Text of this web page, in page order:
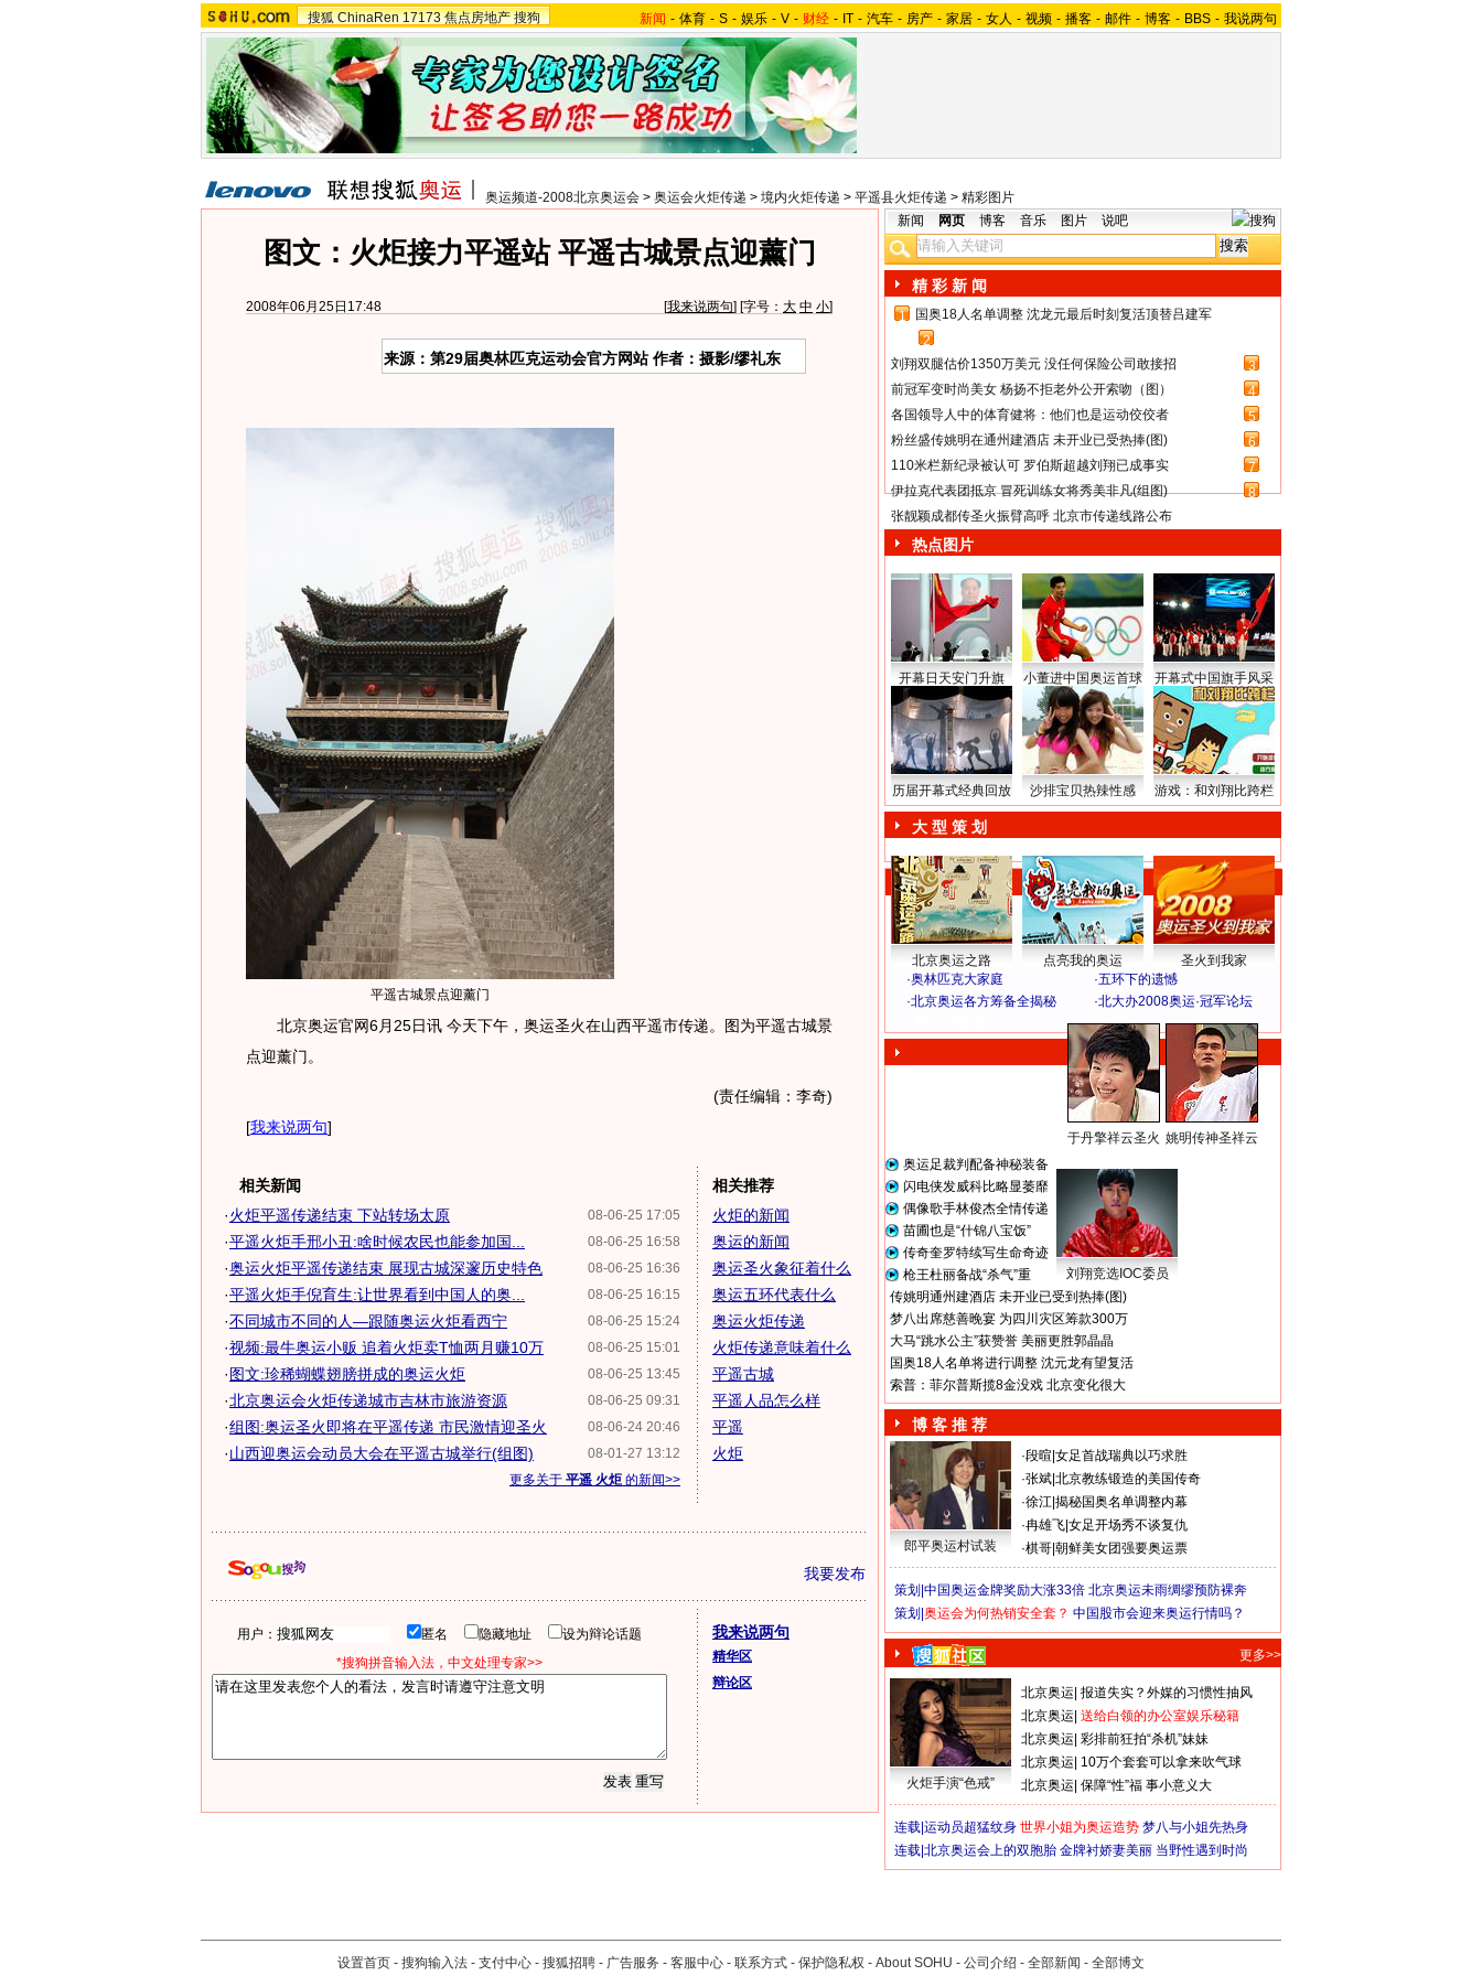
搜狐 ChinaRen 17173 焦点房地产 搜狗 新闻 - 体育 - S - 娱乐 - V - 财经 - IT - 汽车 - 房产 - 家居 - 女人 - 视频 - 播客 - 邮件 - 博客 - BBS - 我说两句
奥运频道-2008北京奥运会 > 奥运会火炬传递 > 境内火炬传递 > 平遥县火炬传递 > 精彩图片
图文：火炬接力平遥站 平遥古城景点迎薰门
2008年06月25日17:48 [我来说两句] [字号： 大 中 小]
来源：第29届奥林匹克运动会官方网站 作者：摄影/缪礼东
平遥古城景点迎薰门
北京奥运官网6月25日讯 今天下午，奥运圣火在山西平遥市传递。图为平遥古城景
点迎薰门。
(责任编辑：李奇)
[我来说两句]
相关新闻
08-06-25 17:05
·火炬平遥传递结束 下站转场太原
08-06-25 16:58
·平遥火炬手邢小丑:啥时候农民也能参加国...
08-06-25 16:36
·奥运火炬平遥传递结束 展现古城深邃历史特色
08-06-25 16:15
·平遥火炬手倪育生:让世界看到中国人的奥...
08-06-25 15:24
·不同城市不同的人—跟随奥运火炬看西宁
08-06-25 15:01
·视频:最牛奥运小贩 追着火炬卖T恤两月赚10万
08-06-25 13:45
·图文:珍稀蝴蝶翅膀拼成的奥运火炬
08-06-25 09:31
·北京奥运会火炬传递城市吉林市旅游资源
08-06-24 20:46
·组图:奥运圣火即将在平遥传递 市民激情迎圣火
08-01-27 13:12
·山西迎奥运会动员大会在平遥古城举行(组图)
更多关于 平遥 火炬 的新闻>>
相关推荐
火炬的新闻
奥运的新闻
奥运圣火象征着什么
奥运五环代表什么
奥运火炬传递
火炬传递意味着什么
平遥古城
平遥人品怎么样
平遥
火炬
我要发布
用户： 匿名 隐藏地址
设为辩论话题
*搜狗拼音输入法，中文处理专家>>
我来说两句
精华区
辩论区
新闻 网页 博客 音乐 图片 说吧
精 彩 新 闻
1
国奥18人名单调整 沈龙元最后时刻复活顶替吕建军
2
刘翔双腿估价1350万美元 没任何保险公司敢接招
3
前冠军变时尚美女 杨扬不拒老外公开索吻（图）
4
各国领导人中的体育健将：他们也是运动佼佼者
5
粉丝盛传姚明在通州建酒店 未开业已受热捧(图)
6
110米栏新纪录被认可 罗伯斯超越刘翔已成事实
7
伊拉克代表团抵京 冒死训练女将秀美非凡(组图)
8
张靓颖成都传圣火振臂高呼 北京市传递线路公布
热点图片
开幕日天安门升旗 小董进中国奥运首球 开幕式中国旗手风采
历届开幕式经典回放 沙排宝贝热辣性感 游戏：和刘翔比跨栏
大 型 策 划
北京奥运之路 点亮我的奥运
圣火到我家
·奥林匹克大家庭 ·五环下的遗憾
·北京奥运各方筹备全揭秘 ·北大办2008奥运·冠军论坛
于丹擎祥云圣火 姚明传神圣祥云
奥运足裁判配备神秘装备
闪电侠发威科比略显萎靡
偶像歌手林俊杰全情传递
苗圃也是“什锦八宝饭”
传奇奎罗特续写生命奇迹
枪王杜丽备战“杀气”重
刘翔竞选IOC委员
传姚明通州建酒店 未开业已受到热捧(图)
梦八出席慈善晚宴 为四川灾区筹款300万
大马“跳水公主”获赞誉 美丽更胜郭晶晶
国奥18人名单将进行调整 沈元龙有望复活
索普：菲尔普斯揽8金没戏 北京变化很大
博 客 推 荐
郎平奥运村试装
·段暄 女足首战瑞典以巧求胜
·张斌 北京教练锻造的美国传奇
·徐江 揭秘国奥名单调整内幕
·冉雄飞 女足开场秀不谈复仇
·棋哥 朝鲜美女团强要奥运票
策划| 中国奥运金牌奖励大涨33倍 北京奥运未雨绸缪预防裸奔
策划| 奥运会为何热销安全套？ 中国股市会迎来奥运行情吗？
更多>>
火炬手演“色戒”
北京奥运 报道失实？外媒的习惯性抽风
北京奥运 送给白领的办公室娱乐秘籍
北京奥运 彩排前狂拍“杀机”妹妹
北京奥运 10万个套套可以拿来吹气球
北京奥运 保障“性”福 事小意义大
连载| 运动员超猛纹身 世界小姐为奥运造势 梦八与小姐先热身
连载| 北京奥运会上的双胞胎 金牌衬娇妻美丽 当野性遇到时尚
设置首页 - 搜狗输入法 - 支付中心 - 搜狐招聘 - 广告服务 - 客服中心 - 联系方式 - 保护隐私权 - About SOHU - 公司介绍 - 全部新闻 - 全部博文